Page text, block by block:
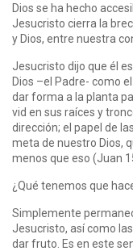
Dios se ha hecho
Jesucristo cierra la
y Dios, entre nuestra
Jesucristo dijo que él
Dios –el Padre- como
dar forma a la planta
vid en sus raíces y
dirección; el papel de
meta de nuestro Dios,
menos que eso (Juan
¿Qué tenemos que
Simplemente
Jesucristo, así como
dar fruto. Es en este